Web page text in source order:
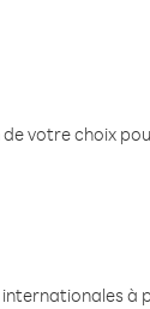
votre choix
à